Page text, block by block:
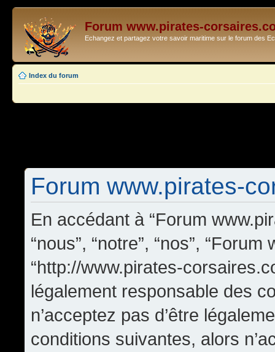
Forum www.pirates-
Echangez et partagez votre savoir maritime sur le forum des
Index du forum
Forum www.pirates-
En accédant à “Forum
“nous”, “notre”, “nos”,
“http://www.pirates-
légalement responsable des
n’acceptez pas d’être
conditions suivantes, alors